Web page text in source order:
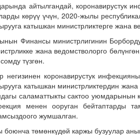
айтылгандай, коронавирустук
көрүү үчүн, 2020-жылы
катышкан министрликтерге
Финансы министрлигинин
жана ведомстволорго
түзгөн.
негизинен коронавирустук
катышкан министрликтердин
саламаттыкты сактоо
менен ооруган бейтаптарды
жумшалган.
төмөнкүдөй каржы бузуулар